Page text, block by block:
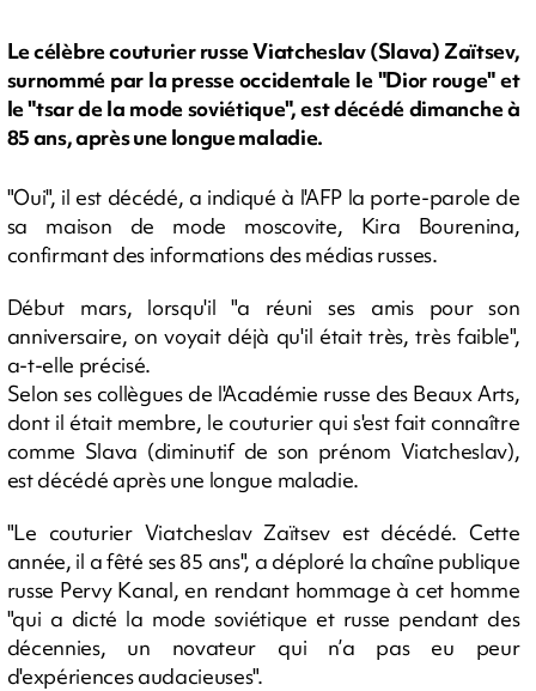
Le célèbre couturier russe Viatcheslav (Slava) Zaïtsev,
surnommé par la presse occidentale le "Dior rouge" et
le "tsar de la mode soviétique", est décédé dimanche à
85 ans, après une longue maladie.
"Oui", il est décédé, a indiqué à l'AFP la porte-parole de
sa maison de mode moscovite, Kira Bourenina,
confirmant des informations des médias russes.
Début mars, lorsqu'il "a réuni ses amis pour son
anniversaire, on voyait déjà qu'il était très, très faible",
a-t-elle précisé.
Selon ses collègues de l'Académie russe des Beaux Arts,
dont il était membre, le couturier qui s'est fait connaître
comme Slava (diminutif de son prénom Viatcheslav),
est décédé après une longue maladie.
"Le couturier Viatcheslav Zaïtsev est décédé. Cette
année, il a fêté ses 85 ans", a déploré la chaîne publique
russe Pervy Kanal, en rendant hommage à cet homme
"qui a dicté la mode soviétique et russe pendant des
décennies, un novateur qui n’a pas eu peur
d'expériences audacieuses".